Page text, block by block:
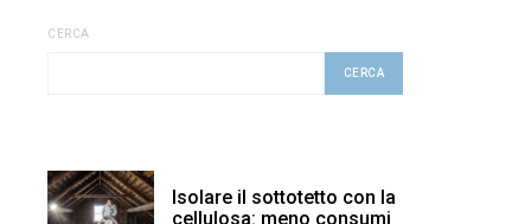
CERCA
CERCA
Isolare il sottotetto con la
cellulosa: meno consumi